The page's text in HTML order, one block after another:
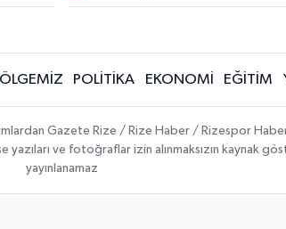
POLİTİKA EKONOMİ EĞİTİM
Gazete Rize / Rize Haber / Rizespor
yazıları ve fotoğraflar izin alınmaksızın kaynak
yayınlanamaz